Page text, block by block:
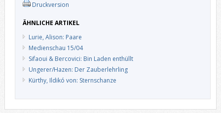
Druckversion
ÄHNLICHE ARTIKEL
Lurie, Alison: Paare
Medienschau 15/04
Sifaoui & Bercovici: Bin Laden enthüllt
Ungerer/Hazen: Der Zauberlehrling
Kürthy, Ildikó von: Sternschanze